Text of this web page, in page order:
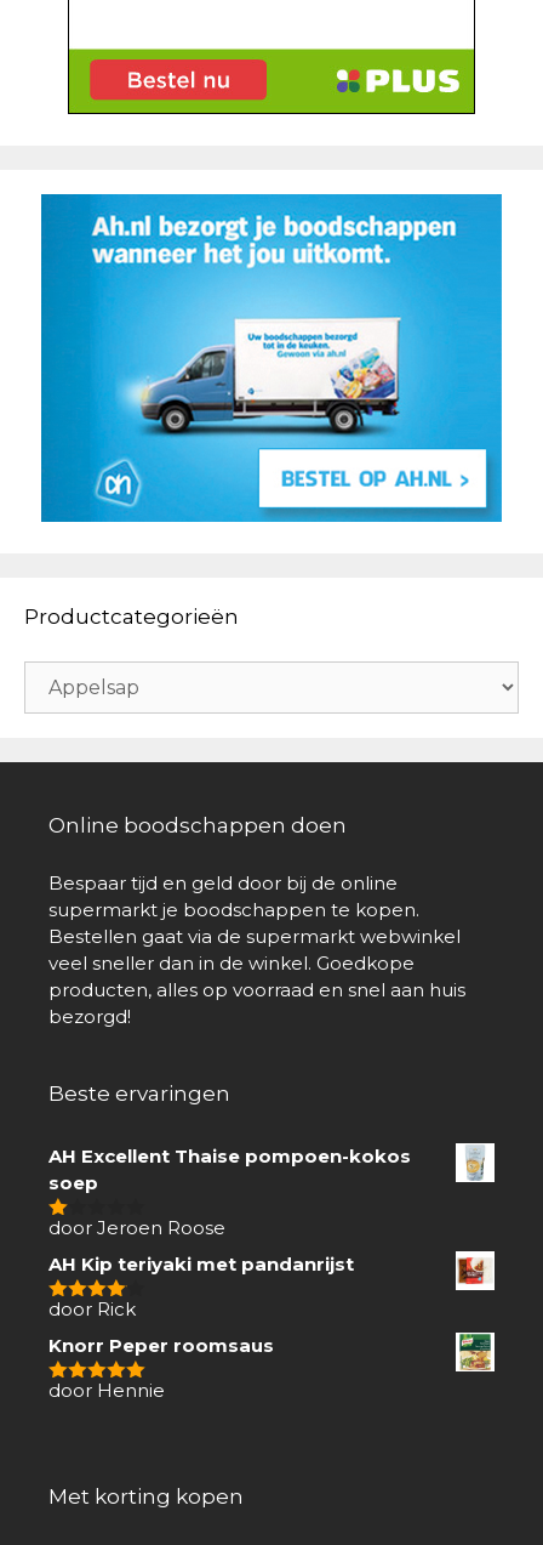
Productcategorieën
Online boodschappen doen
Bespaar tijd en geld door bij de online
supermarkt je boodschappen te kopen.
Bestellen gaat via de supermarkt webwinkel
veel sneller dan in de winkel. Goedkope
producten, alles op voorraad en snel aan huis
bezorgd!
Beste ervaringen
AH Excellent Thaise pompoen-kokos
soep
1
5
door Jeroen Roose
AH Kip teriyaki met pandanrijst
4van 5
door Rick
Knorr Peper roomsaus
5van 5
door Hennie
Met korting kopen